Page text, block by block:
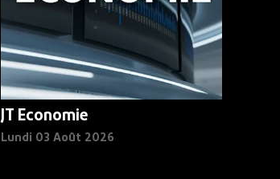
JT Economie
Lundi 03 Août 2026